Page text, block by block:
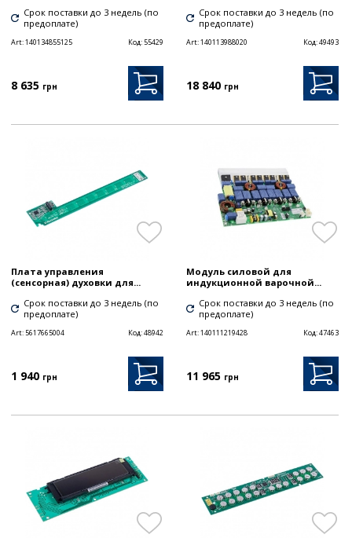
Срок поставки до 3 недель (по
предоплате)
Art:140134855125 Код:55429
8 635 грн
Срок поставки до 3 недель (по
предоплате)
Art:140113988020 Код:49493
18 840 грн
Плата управления
(сенсорная) духовки для...
Срок поставки до 3 недель (по
предоплате)
Art:5617665004 Код:48942
1 940 грн
Модуль силовой для
индукционной варочной...
Срок поставки до 3 недель (по
предоплате)
Art:140111219428 Код:47463
11 965 грн